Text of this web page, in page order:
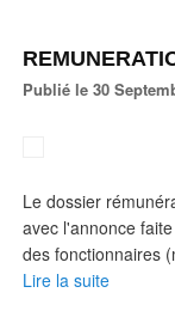
Publié le 30
Le dossier
avec l'annonce
des fonctionnaires
Lire la suite